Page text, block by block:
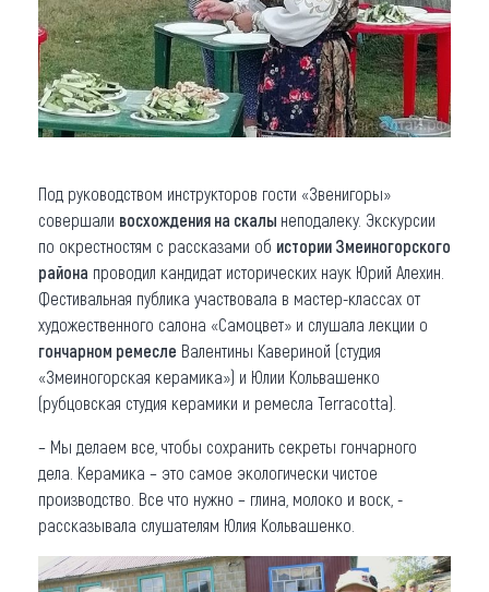
Под руководством инструкторов гости «Звенигоры»
совершали восхождения на скалы неподалеку. Экскурсии
по окрестностям с рассказами об истории Змеиногорского
района проводил кандидат исторических наук Юрий Алехин.
Фестивальная публика участвовала в мастер-классах от
художественного салона «Самоцвет» и слушала лекции о
гончарном ремесле Валентины Кавериной (студия
«Змеиногорская керамика») и Юлии Кольвашенко
(рубцовская студия керамики и ремесла Terracotta).
– Мы делаем все, чтобы сохранить секреты гончарного
дела. Керамика – это самое экологически чистое
производство. Все что нужно – глина, молоко и воск, -
рассказывала слушателям Юлия Кольвашенко.